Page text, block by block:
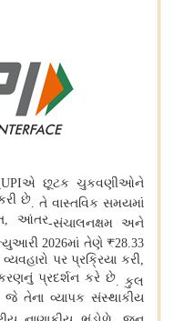
UPIએ છૂટક ચુકવણીઓને
છે. તે વાસ્તવિક સમયમાં
આંતર-સંચાલનક્ષમ અને
2026માં તેણે ₹28.33
પર પ્રક્રિયા કરી,
પ્રદર્શન કરે છે. કુલ
જે તેના વ્યાપક સંસ્થાકીય